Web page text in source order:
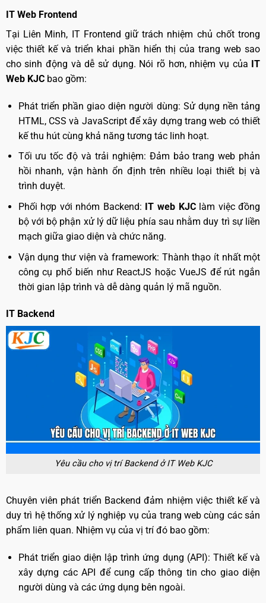
IT Web Frontend
Tại Liên Minh, IT Frontend giữ trách nhiệm chủ chốt trong
việc thiết kế và triển khai phần hiển thị của trang web sao
cho sinh động và dễ sử dụng. Nói rõ hơn, nhiệm vụ của IT
Web KJCbao gồm:
Phát triển phần giao diện người dùng: Sử dụng nền tảng
HTML, CSS và JavaScript để xây dựng trang web có thiết
kế thu hút cùng khả năng tương tác linh hoạt.
Tối ưu tốc độ và trải nghiệm: Đảm bảo trang web phản
hồi nhanh, vận hành ổn định trên nhiều loại thiết bị và
trình duyệt.
Phối hợp với nhóm Backend: IT web KJClàm việc đồng
bộ với bộ phận xử lý dữ liệu phía sau nhằm duy trì sự liền
mạch giữa giao diện và chức năng.
Vận dụng thư viện và framework: Thành thạo ít nhất một
công cụ phổ biến như ReactJS hoặc VueJS để rút ngắn
thời gian lập trình và dễ dàng quản lý mã nguồn.
IT Backend
Yêu cầu cho vị trí Backend ở IT Web KJC
Chuyên viên phát triển Backend đảm nhiệm việc thiết kế và
duy trì hệ thống xử lý nghiệp vụ của trang web cùng các sản
phẩm liên quan. Nhiệm vụ của vị trí đó bao gồm:
Phát triển giao diện lập trình ứng dụng (API): Thiết kế và
xây dựng các API để cung cấp thông tin cho giao diện
người dùng và các ứng dụng bên ngoài.